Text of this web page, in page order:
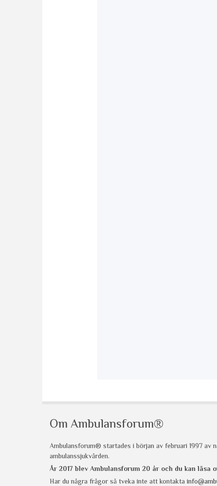
Om Ambulansforum®
Ambulansforum® startades i början av februari 1997 av
ambulanssjukvården.
År 2017 blev Ambulansforum 20 år och du kan läsa
Har du några frågor så tveka inte att kontakta